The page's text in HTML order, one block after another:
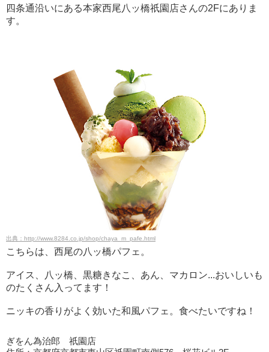
四条通沿いにある本家西尾八ッ橋祇園店さんの2Fにありま
す。
出典：http://www.8284.co.jp/shop/chaya_m_pafe.html
こちらは、西尾の八ッ橋パフェ。
アイス、八ッ橋、黒糖きなこ、あん、マカロン...おいしいも
のたくさん入ってます！
ニッキの香りがよく効いた和風パフェ。食べたいですね！
ぎをん為治郎 祇園店